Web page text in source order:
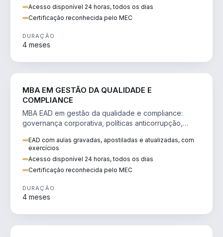
Acesso disponível 24 horas, todos os dias
Certificação reconhecida pelo MEC
DURAÇÃO
4 meses
MBA EM GESTÃO DA QUALIDADE E
COMPLIANCE
MBA EAD em gestão da qualidade e compliance:
governança corporativa, políticas anticorrupção,
EAD com aulas gravadas, apostiladas e atualizadas, com
exercícios
Acesso disponível 24 horas, todos os dias
Certificação reconhecida pelo MEC
DURAÇÃO
4 meses